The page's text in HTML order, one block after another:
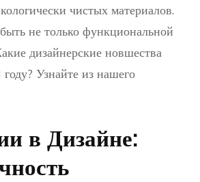
чистых материалов.
не только функциональной
дизайнерские новшества
Узнайте из нашего
в Дизайне: